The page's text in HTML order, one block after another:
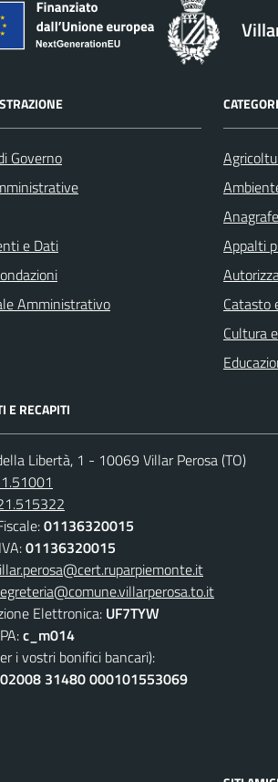
Governo
e Dati
Amministrativo
Appalti
Catasto
Cultura
E RECAPITI
Libertà, 1 - 10069 Villar Perosa (TO)
01136320015
01136320015
Elettronica: UF7TYW
c_m014
i vostri bonifici bancari):
31480 000101553069